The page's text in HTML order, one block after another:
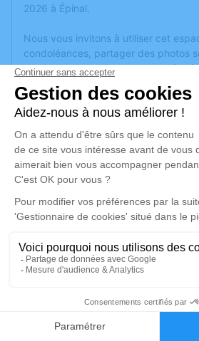
Faire-part
2026 à Épinal.
Nous vous invitons à utiliser cet
condoléances, partager des photos
anecdote ou exprimer vos pensées
ou des textes. Cet endroit est un lieu
honorer la mémoire de Francine ADAM.
Un service de plantation d’arbre
Déroulé des obsèques
Repos en salon
01 juillet 2026 à 08h30